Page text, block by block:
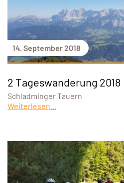
14. September 2018
2 Tageswanderung 2018
Schladminger Tauern
Weiterlesen...